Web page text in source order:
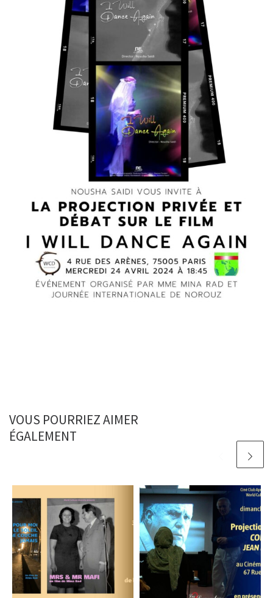
VOUS POURRIEZ AIMER
ÉGALEMENT